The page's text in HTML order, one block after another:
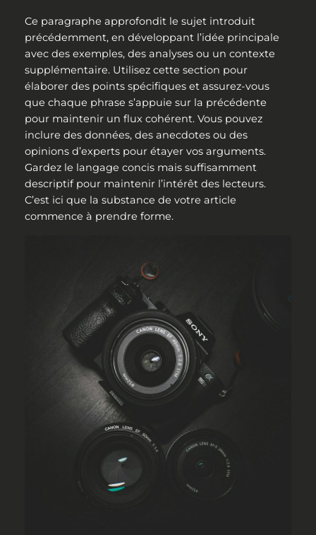
Ce paragraphe approfondit le sujet introduit
précédemment, en développant l’idée principale
avec des exemples, des analyses ou un contexte
supplémentaire. Utilisez cette section pour
élaborer des points spécifiques et assurez-vous
que chaque phrase s’appuie sur la précédente
pour maintenir un flux cohérent. Vous pouvez
inclure des données, des anecdotes ou des
opinions d’experts pour étayer vos arguments.
Gardez le langage concis mais suffisamment
descriptif pour maintenir l’intérêt des lecteurs.
C’est ici que la substance de votre article
commence à prendre forme.